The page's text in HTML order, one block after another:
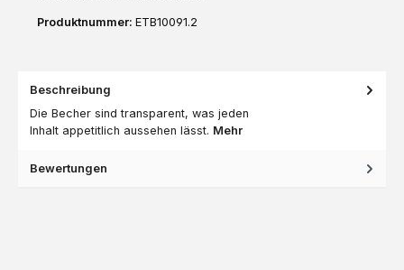
Produktnummer: ETB10091.2
Beschreibung
Die Becher sind transparent, was jeden
Inhalt appetitlich aussehen lässt. Mehr
Bewertungen